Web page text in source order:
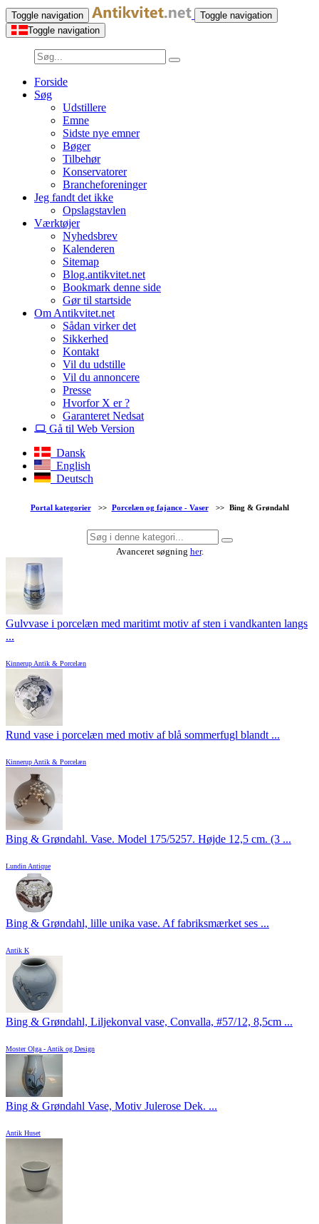
Toggle navigation
Toggle navigation
Toggle navigation
Forside
Søg
Udstillere
Emne
Sidste nye emner
Bøger
Tilbehør
Konservatorer
Brancheforeninger
Jeg fandt det ikke
Opslagstavlen
Værktøjer
Nyhedsbrev
Kalenderen
Sitemap
Blog.antikvitet.net
Bookmark denne side
Gør til startside
Om Antikvitet.net
Sådan virker det
Sikkerhed
Kontakt
Vil du udstille
Vil du annoncere
Presse
Hvorfor X er ?
Garanteret Nedsat
Gå til Web Version
Dansk
English
Deutsch
Portal kategorier >> Porcelæn og fajance - Vaser >> Bing & Grøndahl
Avanceret søgning her.
Gulvvase i porcelæn med maritimt motiv af sten i vandkanten langs
...
Kinnerup Antik & Porcelæn
Rund vase i porcelæn med motiv af blå sommerfugl blandt ...
Kinnerup Antik & Porcelæn
Bing & Grøndahl. Vase. Model 175/5257. Højde 12,5 cm. (3 ...
Lundin Antique
Bing & Grøndahl, lille unika vase. Af fabriksmærket ses ...
Antik K
Bing & Grøndahl, Liljekonval vase, Convalla, #57/12, 8,5cm ...
Moster Olga - Antik og Design
Bing & Grøndahl Vase, Motiv Julerose Dek. ...
Antik Huset